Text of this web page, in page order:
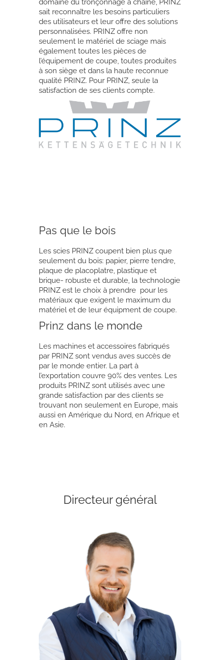
domaine du tronçonnage à chaîne, PRINZ
sait reconnaître les besoins particuliers
des utilisateurs et leur offre des solutions
personnalisées. PRINZ offre non
seulement le matériel de sciage mais
également toutes les pièces de
l’équipement de coupe, toutes produites
à son siège et dans la haute reconnue
qualité PRINZ. Pour PRINZ, seule la
satisfaction de ses clients compte.
Pas que le bois
Les scies PRINZ coupent bien plus que
seulement du bois: papier, pierre tendre,
plaque de placoplatre, plastique et
brique- robuste et durable, la technologie
PRINZ est le choix à prendre pour les
matériaux que exigent le maximum du
matériel et de leur équipment de coupe.
Prinz dans le monde
Les machines et accessoires fabriqués
par PRINZ sont vendus aves succès de
par le monde entier. La part à
l’exportation couvre 90% des ventes. Les
produits PRINZ sont utilisés avec une
grande satisfaction par des clients se
trouvant non seulement en Europe, mais
aussi en Amérique du Nord, en Afrique et
en Asie.
Directeur général